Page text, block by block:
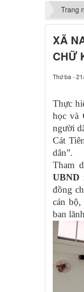
Trang
XÃ
CHỮ
Thứ ba -
Thực
học và
người
Cát
dân”.
Tham
UBND
đồng
cán
ban